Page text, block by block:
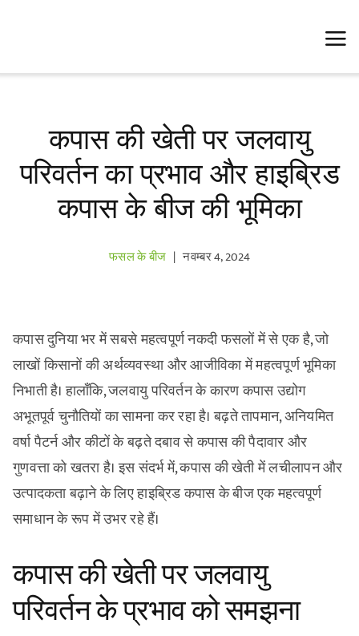
कपास की खेती पर जलवायु
परिवर्तन का प्रभाव और हाइब्रिड
कपास के बीज की भूमिका
फसल के बीज | नवम्बर 4, 2024
कपास दुनिया भर में सबसे महत्वपूर्ण नकदी फसलों में से एक है, जो
लाखों किसानों की अर्थव्यवस्था और आजीविका में महत्वपूर्ण भूमिका
निभाती है। हालाँकि, जलवायु परिवर्तन के कारण कपास उद्योग
अभूतपूर्व चुनौतियों का सामना कर रहा है। बढ़ते तापमान, अनियमित
वर्षा पैटर्न और कीटों के बढ़ते दबाव से कपास की पैदावार और
गुणवत्ता को खतरा है। इस संदर्भ में, कपास की खेती में लचीलापन और
उत्पादकता बढ़ाने के लिए हाइब्रिड कपास के बीज एक महत्वपूर्ण
समाधान के रूप में उभर रहे हैं।
कपास की खेती पर जलवायु
परिवर्तन के प्रभाव को समझना